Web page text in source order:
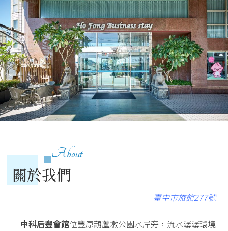
About
關於我們
臺中市旅館277號
中科后豐會館位豐原葫蘆墩公園水岸旁，流水潺潺環境